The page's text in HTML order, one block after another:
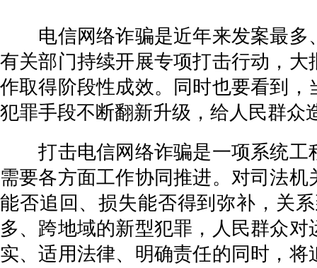
电信网络诈骗是近年来发案最多
有关部门持续开展专项打击行动，
作取得阶段性成效。同时也要看到
犯罪手段不断翻新升级，给人民群众
打击电信网络诈骗是一项系统工
需要各方面工作协同推进。对司法
能否追回、损失能否得到弥补，关
多、跨地域的新型犯罪，人民群众
实、适用法律、明确责任的同时，